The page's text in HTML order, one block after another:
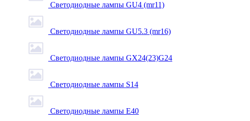
Светодиодные лампы GU4 (mr11)
Светодиодные лампы GU5.3 (mr16)
Светодиодные лампы GX24(23)G24
Светодиодные лампы S14
Светодиодные лампы Е40